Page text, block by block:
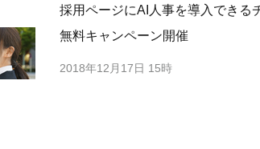
採用ページにAI人事を導入できる
無料キャンペーン開催
2018年12月17日 15時